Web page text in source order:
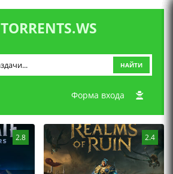
TORRENTS.WS
НАЙТИ
Форма входа
2.8 2.4